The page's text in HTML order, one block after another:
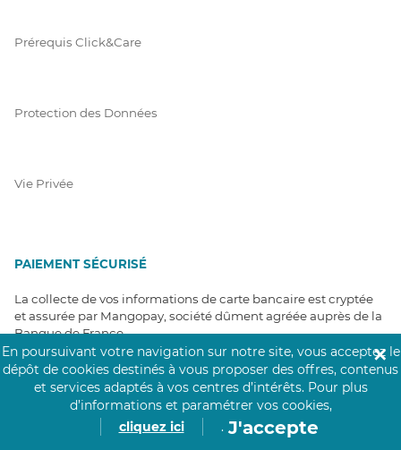
Prérequis Click&Care
Protection des Données
Vie Privée
PAIEMENT SÉCURISÉ
La collecte de vos informations de carte bancaire est cryptée
et assurée par Mangopay, société dûment agréée auprès de la
Banque de France.
En poursuivant votre navigation sur notre site, vous acceptez le
dépôt de cookies destinés à vous proposer des offres, contenus
et services adaptés à vos centres d’intérêts. Pour plus
d’informations et paramétrer vos cookies,
cliquez ici
. J'accepte
✕